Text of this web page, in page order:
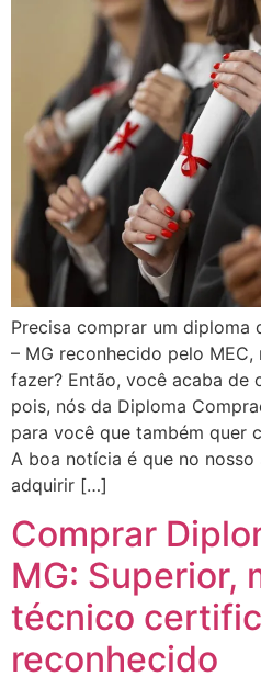
Precisa comprar um diploma
– MG reconhecido pelo
fazer? Então, você acaba de
pois, nós da Diploma
para você que também quer
A boa notícia é que no
adquirir […]
Comprar
MG: Superior,
técnico
reconhecido